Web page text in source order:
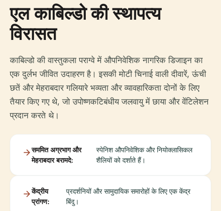
एल काबिल्डो की स्थापत्य
विरासत
काबिल्डो की वास्तुकला पराग्वे में औपनिवेशिक नागरिक डिजाइन का
एक दुर्लभ जीवित उदाहरण है। इसकी मोटी चिनाई वाली दीवारें, ऊंची
छतें और मेहराबदार गलियारे भव्यता और व्यावहारिकता दोनों के लिए
तैयार किए गए थे, जो उपोष्णकटिबंधीय जलवायु में छाया और वेंटिलेशन
प्रदान करते थे।
सममित अग्रभाग और
मेहराबदार बरामदे:
स्पेनिश औपनिवेशिक और नियोक्लासिकल
शैलियों को दर्शाते हैं।
केंद्रीय
प्रांगण:
प्रदर्शनियों और सामुदायिक समारोहों के लिए एक केंद्र
बिंदु।